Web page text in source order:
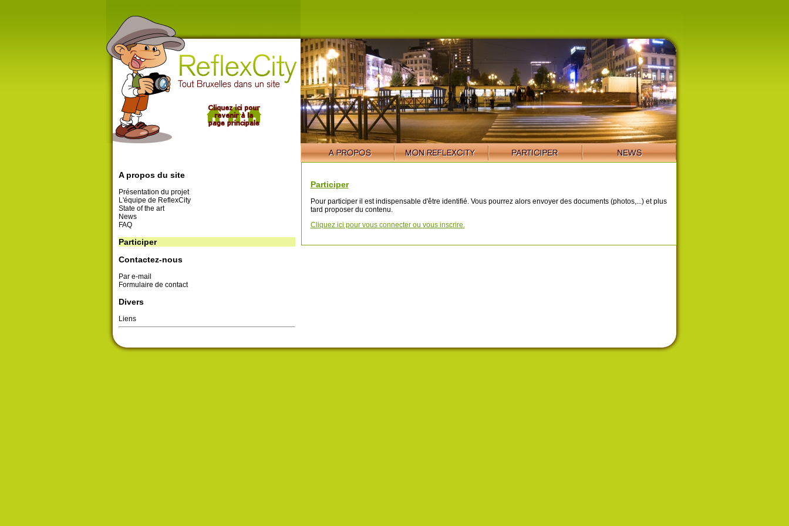
A propos du site
Présentation du projet
L'équipe de ReflexCity
State of the art
News
FAQ
Participer
Contactez-nous
Par e-mail
Formulaire de contact
Divers
Liens
Participer
Pour participer il est indispensable d'être identifié. Vous pourrez alors envoyer des documents (photos,...) et plus
tard proposer du contenu.
Cliquez ici pour vous connecter ou vous inscrire.